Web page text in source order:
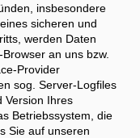
insbesondere
sicheren und
werden Daten
an uns bzw.
Provider
sog. Server-Logfiles
Version Ihres
Betriebssystem, die
Sie auf unseren